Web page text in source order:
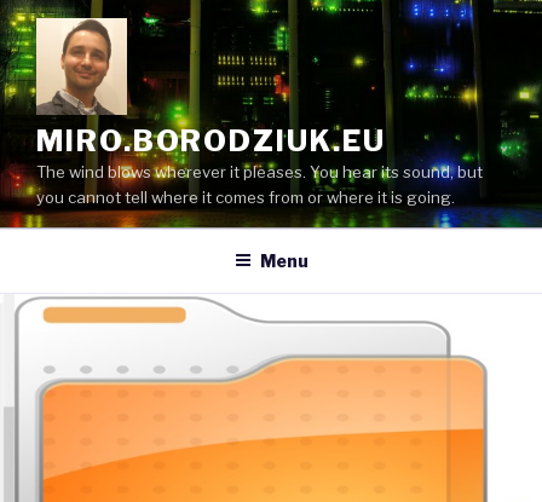
Skip
to
content
MIRO.BORODZIUK.EU
The wind blows wherever it pleases. You hear its sound, but
you cannot tell where it comes from or where it is going.
Menu